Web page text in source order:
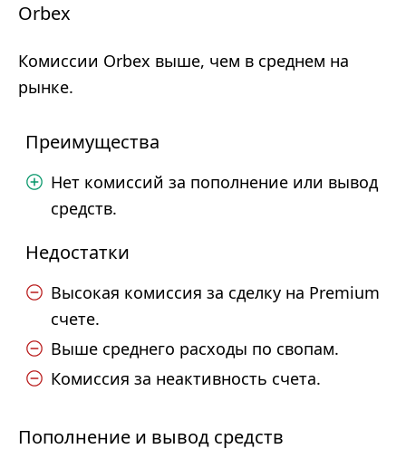
Orbex
Комиссии Orbex выше, чем в среднем на
рынке.
Преимущества
Нет комиссий за пополнение или вывод
средств.
Недостатки
Высокая комиссия за сделку на Premium
счете.
Выше среднего расходы по свопам.
Комиссия за неактивность счета.
Пополнение и вывод средств